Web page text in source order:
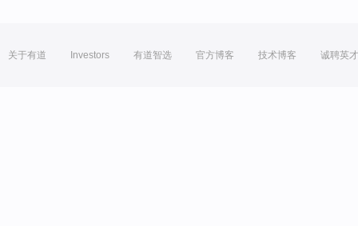
关于有道 Investors 有道智选 官方博客 技术博客 诚聘英才